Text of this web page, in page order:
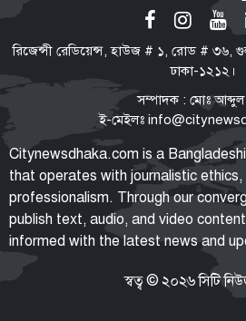
জুলাইয়ের
পরিবারের
জামায়াত আমির
গণভোটের
ক্ষমতায়
বদলে গিয়েছে
জেআইসিতে
প্রসিকিউটর
রিজেন্সী রেডিয়েন্স, হাউজ # ১, রোড # ৩৬,
ঢাকা-১২১২।
সম্পাদক : মোঃ আব্দুল
ই-মেইলঃ
Citynewsdhaka.com is a
that operates with journalistic ethics,
professionalism. Through our
publish text, audio, and video
informed with the latest news and
স্বত্ব © ২০২৬ সিটি